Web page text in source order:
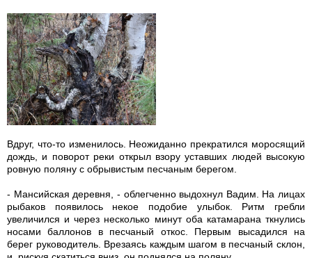
Вдруг, что-то изменилось. Неожиданно прекратился моросящий
дождь, и поворот реки открыл взору уставших людей высокую
ровную поляну с обрывистым песчаным берегом.
- Мансийская деревня, - облегченно выдохнул Вадим. На лицах
рыбаков появилось некое подобие улыбок. Ритм гребли
увеличился и через несколько минут оба катамарана ткнулись
носами баллонов в песчаный откос. Первым высадился на
берег руководитель. Врезаясь каждым шагом в песчаный склон,